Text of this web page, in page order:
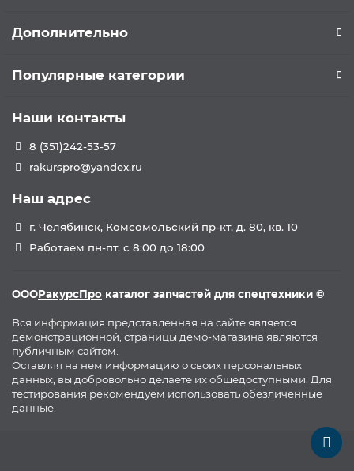
Дополнительно
Популярные категории
Наши контакты
8 (351)242-53-57
rakurspro@yandex.ru
Наш адрес
г. Челябинск, Комсомольский пр-кт, д. 80, кв. 10
Работаем пн-пт. с 8:00 до 18:00
ОООРакурсПро каталог запчастей для спецтехники ©
Вся информация представленная на сайте является
демонстрационной, страницы демо-магазина являются
публичным сайтом.
Оставляя на нем информацию о своих персональных
данных, вы добровольно делаете их общедоступными. Для
тестирования рекомендуем использовать обезличенные
данные.